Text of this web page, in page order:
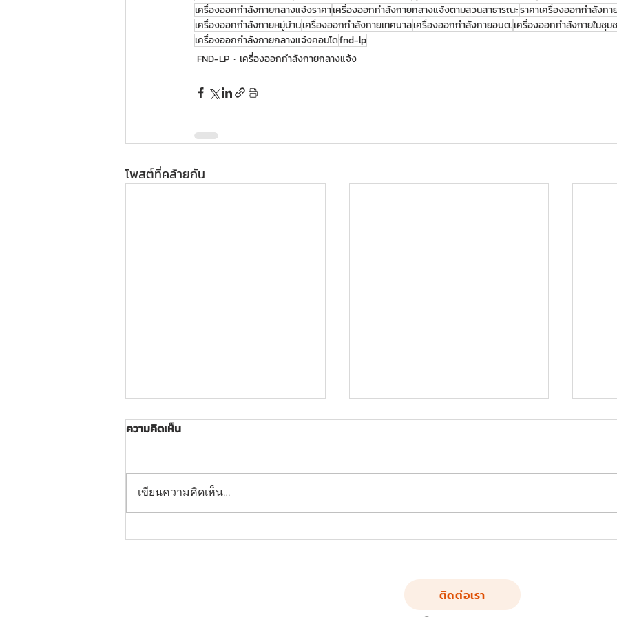
เครื่องออกกำลังกายกลางแจ้งราคาเครื่องออกกำลังกายกลางแจ้งตามสวนสาธารณะราคาเครื่องออกกำลังก
เครื่องออกกำลังกายหมู่บ้านเครื่องออกกำลังกายเทศบาลเครื่องออกกำลังกายอบต.เครื่องออกกำลังกายในชุม
เครื่องออกกำลังกายกลางแจ้งคอนโดfnd-lp
FND-LP
เครื่องออกกำลังกายกลางแจ้ง
โพสต์ที่คล้ายกัน
FND-LS-03: อุปกรณ์บริหาร
FND-LS-02: อุปกรณ์บริหาร
ความคิดเห็น
เขียนความคิดเห็น…
ติดต่อเรา